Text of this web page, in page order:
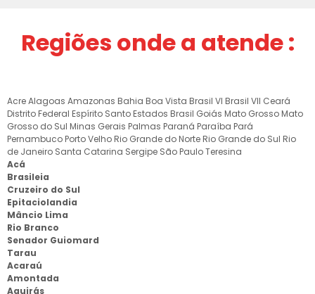
Regiões onde a atende :
AcreAlagoas Amazonas Bahia Boa Vista Brasil VI Brasil VII Ceará
Distrito Federal Espírito Santo Estados Brasil Goiás Mato Grosso Mato
Grosso do Sul Minas Gerais Palmas Paraná Paraíba Pará
Pernambuco Porto Velho Rio Grande do Norte Rio Grande do Sul Rio
de Janeiro Santa Catarina Sergipe São PauloTeresina
Acá
Brasileia
Cruzeiro do Sul
Epitaciolandia
Mâncio Lima
Rio Branco
Senador Guiomard
Tarau
Acaraú
Amontada
Aquirás